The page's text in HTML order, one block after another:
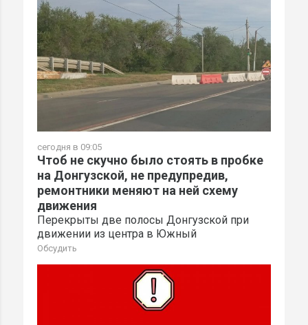
сегодня в 09:05
Чтоб не скучно было стоять в пробке
на Донгузской, не предупредив,
ремонтники меняют на ней схему
движения
Перекрыты две полосы Донгузской при
движении из центра в Южный
Обсудить